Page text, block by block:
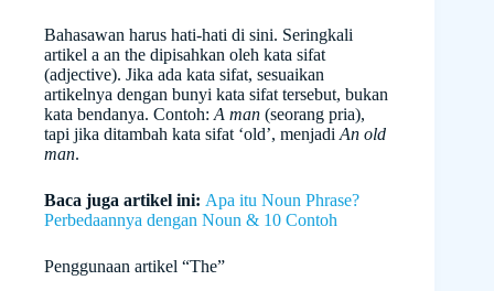
Bahasawan harus hati-hati di sini. Seringkali
artikel a an the dipisahkan oleh kata sifat
(adjective). Jika ada kata sifat, sesuaikan
artikelnya dengan bunyi kata sifat tersebut, bukan
kata bendanya. Contoh: A man (seorang pria),
tapi jika ditambah kata sifat ‘old’, menjadi An old
man.
Baca juga artikel ini: Apa itu Noun Phrase?
Perbedaannya dengan Noun & 10 Contoh
Penggunaan artikel “The”